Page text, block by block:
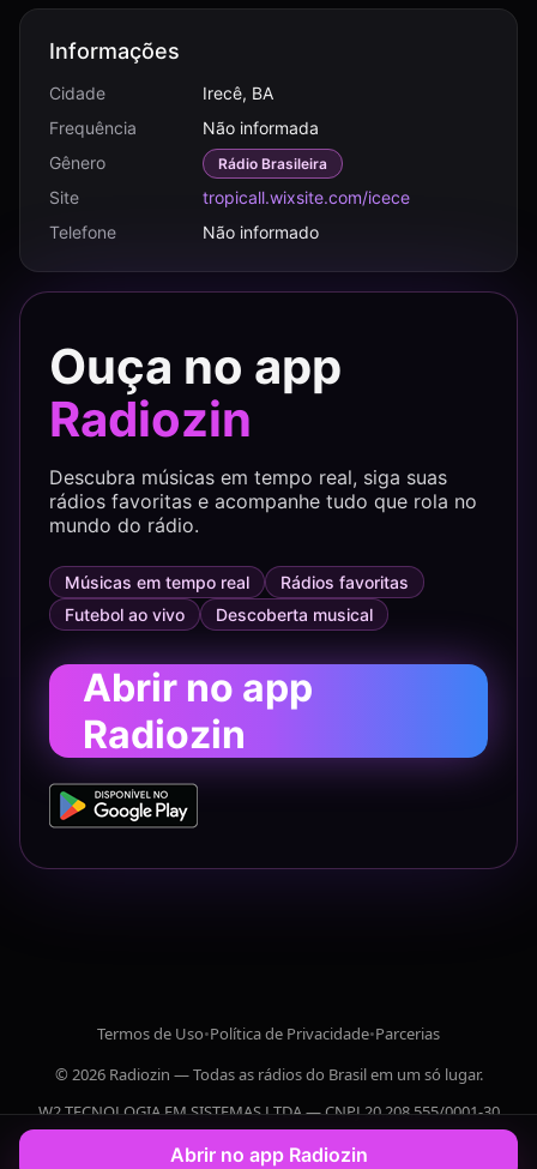
Informações
Cidade
Irecê, BA
Frequência
Não informada
Gênero
Rádio Brasileira
Site
tropicall.wixsite.com/icece
Telefone
Não informado
Ouça no app
Radiozin
Descubra músicas em tempo real, siga suas
rádios favoritas e acompanhe tudo que rola no
mundo do rádio.
Músicas em tempo real
Rádios favoritas
Futebol ao vivo
Descoberta musical
Abrir no app
Radiozin
Termos de Uso•Política de Privacidade•Parcerias
© 2026 Radiozin — Todas as rádios do Brasil em um só lugar.
W2 TECNOLOGIA EM SISTEMAS LTDA — CNPJ 20.208.555/0001-30
Abrir no app Radiozin